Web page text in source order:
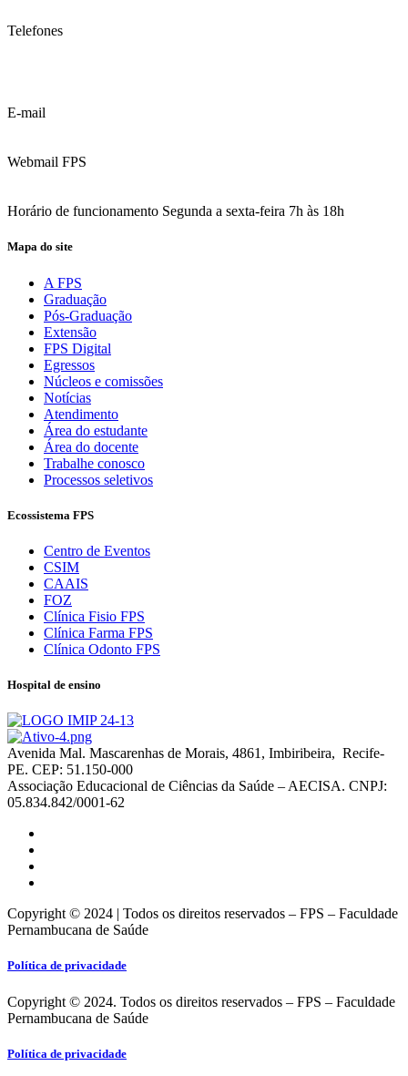
Telefones
E-mail
Webmail FPS
Horário de funcionamento Segunda a sexta-feira 7h às 18h
Mapa do site
A FPS
Graduação
Pós-Graduação
Extensão
FPS Digital
Egressos
Núcleos e comissões
Notícias
Atendimento
Área do estudante
Área do docente
Trabalhe conosco
Processos seletivos
Ecossistema FPS
Centro de Eventos
CSIM
CAAIS
FOZ
Clínica Fisio FPS
Clínica Farma FPS
Clínica Odonto FPS
Hospital de ensino
Avenida Mal. Mascarenhas de Morais, 4861, Imbiribeira, Recife-
PE. CEP: 51.150-000
Associação Educacional de Ciências da Saúde – AECISA. CNPJ:
05.834.842/0001-62
Copyright © 2024 | Todos os direitos reservados – FPS – Faculdade
Pernambucana de Saúde
Política de privacidade
Copyright © 2024. Todos os direitos reservados – FPS – Faculdade
Pernambucana de Saúde
Política de privacidade